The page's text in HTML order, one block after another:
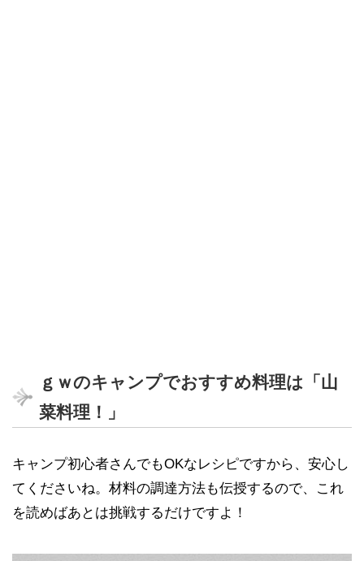
ｇｗのキャンプでおすすめ料理は「山
菜料理！」
キャンプ初心者さんでもOKなレシピですから、安心し
てくださいね。材料の調達方法も伝授するので、これ
を読めばあとは挑戦するだけですよ！